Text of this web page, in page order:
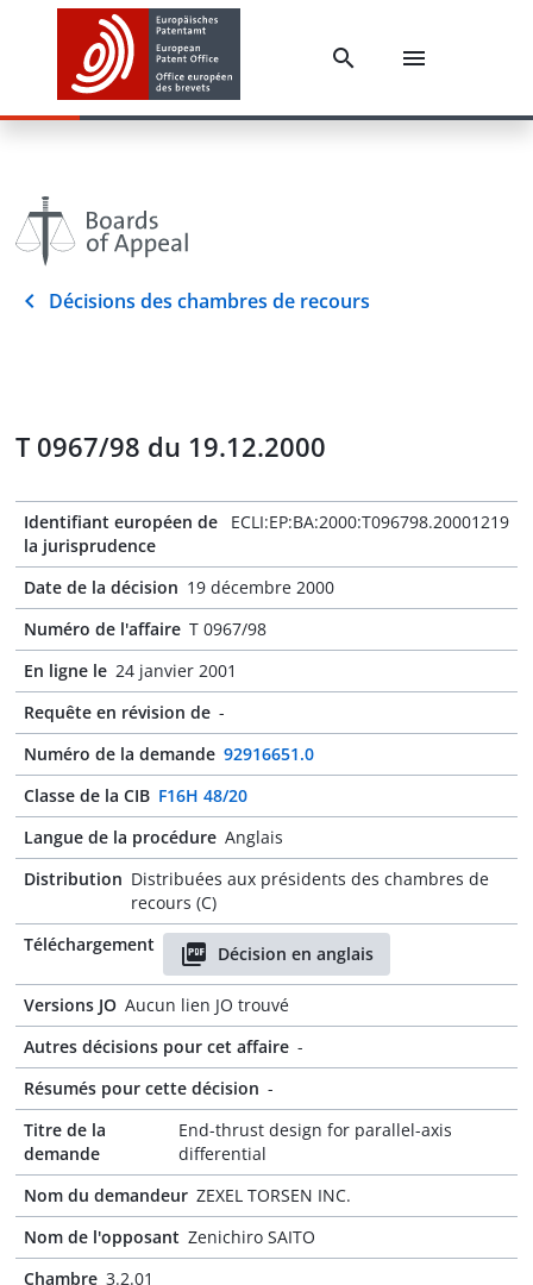
Décisions des chambres de recours
T 0967/98 du 19.12.2000
Identifiant européen de
la jurisprudence
ECLI:EP:BA:2000:T096798.20001219
Date de la décision 19 décembre 2000
Numéro de l'affaire T 0967/98
En ligne le 24 janvier 2001
Requête en révision de -
Numéro de la demande 92916651.0
Classe de la CIB F16H 48/20
Langue de la procédure Anglais
Distribution Distribuées aux présidents des chambres de
recours (C)
Téléchargement
Décision en anglais
Versions JO Aucun lien JO trouvé
Autres décisions pour cet affaire -
Résumés pour cette décision -
Titre de la
demande
End-thrust design for parallel-axis
differential
Nom du demandeur ZEXEL TORSEN INC.
Nom de l'opposant Zenichiro SAITO
Chambre 3.2.01